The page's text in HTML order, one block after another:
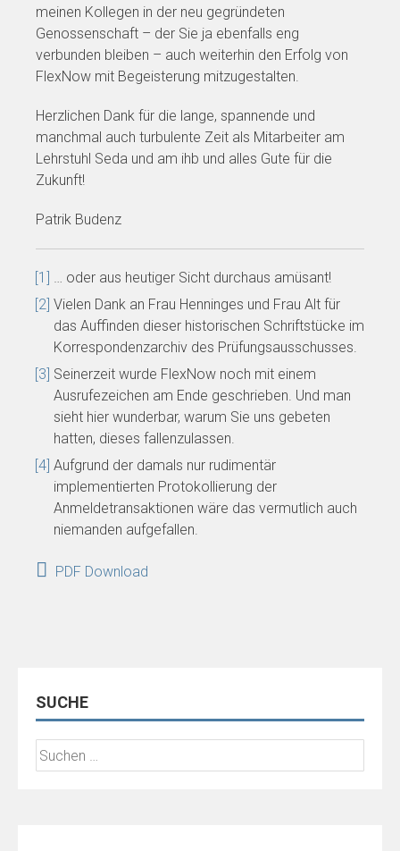
meinen Kollegen in der neu gegründeten
Genossenschaft – der Sie ja ebenfalls eng
verbunden bleiben – auch weiterhin den Erfolg von
FlexNow mit Begeisterung mitzugestalten.
Herzlichen Dank für die lange, spannende und
manchmal auch turbulente Zeit als Mitarbeiter am
Lehrstuhl Seda und am ihb und alles Gute für die
Zukunft!
Patrik Budenz
[1] … oder aus heutiger Sicht durchaus amüsant!
[2] Vielen Dank an Frau Henninges und Frau Alt für
das Auffinden dieser historischen Schriftstücke im
Korrespondenzarchiv des Prüfungsausschusses.
[3] Seinerzeit wurde FlexNow noch mit einem
Ausrufezeichen am Ende geschrieben. Und man
sieht hier wunderbar, warum Sie uns gebeten
hatten, dieses fallenzulassen.
[4] Aufgrund der damals nur rudimentär
implementierten Protokollierung der
Anmeldetransaktionen wäre das vermutlich auch
niemanden aufgefallen.
PDF Download
SUCHE
Suchen
nach: